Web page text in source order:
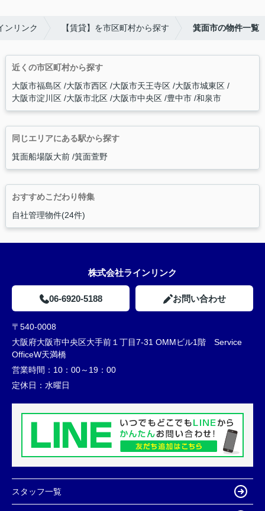
ンリンク 【賃貸】を市区町村から探す 箕面市の物件一覧
近くの市区町村から探す
大阪市福島区 大阪市西区 大阪市天王寺区 大阪市城東区
大阪市淀川区 大阪市北区 大阪市中央区 豊中市 和泉市
同じエリアにある駅から探す
箕面船場阪大前 箕面萱野
おすすめこだわり特集
自社管理物件(24件)
株式会社ラインリンク
06-6920-5188 お問い合わせ
〒540-0008
大阪府大阪市中央区大手前１丁目7-31 OMMビル1階 Service
OfficeW天満橋
営業時間： 10：00～19：00
定休日： 水曜日
スタッフ一覧